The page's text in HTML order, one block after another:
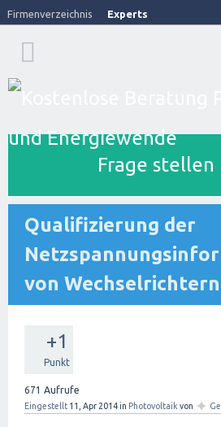
Firmenverzeichnis Experts
Frage stellen
Qualifizierung der
von Wechselrichtern
+1
Punkt
671 Aufrufe
Eingestellt 11, Apr 2014in Photovoltaik von ✦